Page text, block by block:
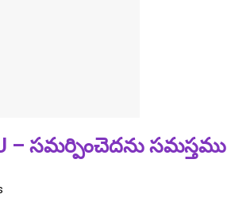
– సమర్పించెదను సమస్తము